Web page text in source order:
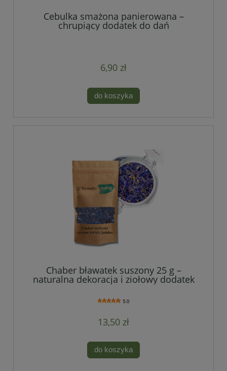
Cebulka smażona panierowana –
chrupiący dodatek do dań
6,90 zł
do koszyka
Chaber bławatek suszony 25 g –
naturalna dekoracja i ziołowy dodatek
5.0
13,50 zł
do koszyka